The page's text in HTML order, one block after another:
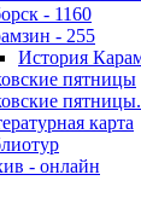
- 1160
- 255
История
пятницы
карта
- онлайн